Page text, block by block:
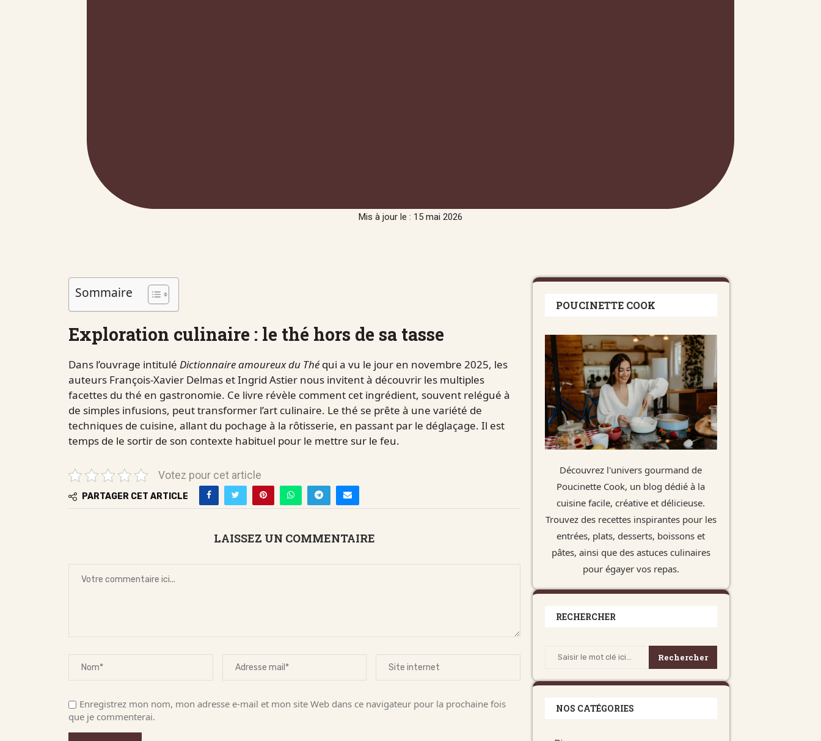
Mis à jour le : 15 mai 2026
Sommaire
Exploration culinaire : le thé hors de sa tasse
Dans l’ouvrage intitulé Dictionnaire amoureux du Thé qui a vu le jour en novembre 2025, les
auteurs François-Xavier Delmas et Ingrid Astier nous invitent à découvrir les multiples
facettes du thé en gastronomie. Ce livre révèle comment cet ingrédient, souvent relégué à
de simples infusions, peut transformer l’art culinaire. Le thé se prête à une variété de
techniques de cuisine, allant du pochage à la rôtisserie, en passant par le déglaçage. Il est
temps de le sortir de son contexte habituel pour le mettre sur le feu.
Votez pour cet article
PARTAGER CET ARTICLE
LAISSEZ UN COMMENTAIRE
Enregistrez mon nom, mon adresse e-mail et mon site Web dans ce navigateur pour la prochaine fois
que je commenterai.
POUCINETTE COOK
Découvrez l'univers gourmand de
Poucinette Cook, un blog dédié à la
cuisine facile, créative et délicieuse.
Trouvez des recettes inspirantes pour les
entrées, plats, desserts, boissons et
pâtes, ainsi que des astuces culinaires
pour égayer vos repas.
RECHERCHER
Rechercher
NOS CATÉGORIES